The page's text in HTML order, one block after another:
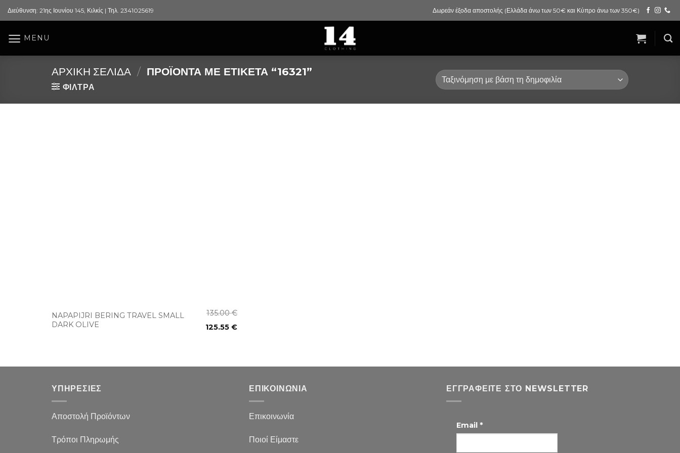
Skip
to
Διεύθυνση: 21ης Ιουνίου 145, Κιλκίς | Τηλ. 2341025619 Δωρεάν έξοδα αποστολής (Ελλάδα άνω των 50€ και Κύπρο άνω των 350€)
MENU
ΑΡΧΙΚΉ ΣΕΛΊΔΑ / ΠΡΟΪΌΝΤΑ ΜΕ ΕΤΙΚΈΤΑ “16321”
ΦΙΛΤΡΑ
NAPAPIJRI BERING TRAVEL SMALL
DARK OLIVE
135.00€
125.55 €
ΥΠΗΡΕΣΙΕΣ
Αποστολή Προϊόντων
Τρόποι Πληρωμής
ΕΠΙΚΟΙΝΩΝΙΑ
Επικοινωνία
Ποιοί Είμαστε
ΕΓΓΡΑΦΕΊΤΕ ΣΤΟ NEWSLETTER
Email *